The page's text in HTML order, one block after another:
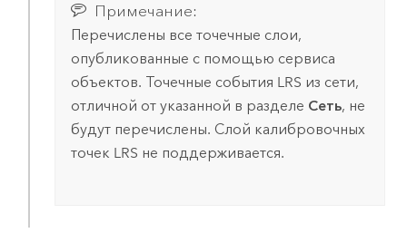
Примечание:
Перечислены все точечные слои,
опубликованные с помощью сервиса
объектов. Точечные события LRS из сети,
отличной от указанной в разделе Сеть, не
будут перечислены. Слой калибровочных
точек LRS не поддерживается.